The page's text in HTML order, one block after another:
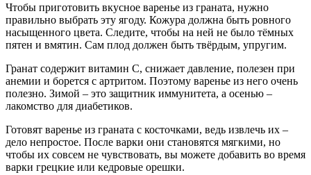
Чтобы приготовить вкусное варенье из граната, нужно
правильно выбрать эту ягоду. Кожура должна быть ровного
насыщенного цвета. Следите, чтобы на ней не было тёмных
пятен и вмятин. Сам плод должен быть твёрдым, упругим.
Гранат содержит витамин С, снижает давление, полезен при
анемии и борется с артритом. Поэтому варенье из него очень
полезно. Зимой – это защитник иммунитета, а осенью –
лакомство для диабетиков.
Готовят варенье из граната с косточками, ведь извлечь их –
дело непростое. После варки они становятся мягкими, но
чтобы их совсем не чувствовать, вы можете добавить во время
варки грецкие или кедровые орешки.